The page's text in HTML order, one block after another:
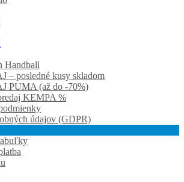
Handball
– posledné kusy skladom
PUMA (až do -70%)
KEMPA %
údajov (GDPR)